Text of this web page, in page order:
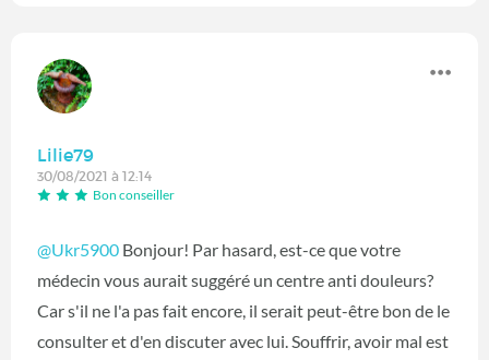
Lilie79
30/08/2021 à 12:14
Bon conseiller
@Ukr5900 Bonjour! Par hasard, est-ce que votre
médecin vous aurait suggéré un centre anti douleurs?
Car s'il ne l'a pas fait encore, il serait peut-être bon de le
consulter et d'en discuter avec lui. Souffrir, avoir mal est